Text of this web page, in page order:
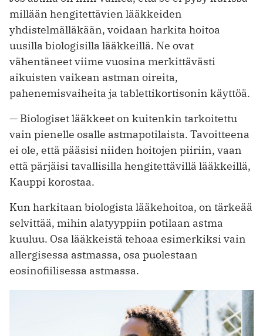
millään hengitettävien lääkkeiden
yhdistelmälläkään, voidaan harkita hoitoa
uusilla biologisilla lääkkeillä. Ne ovat
vähentäneet viime vuosina merkittävästi
aikuisten vaikean astman oireita,
pahenemisvaiheita ja tablettikortisonin käyttöä.
— Biologiset lääkkeet on kuitenkin tarkoitettu
vain pienelle osalle astmapotilaista. Tavoitteena
ei ole, että pääsisi niiden hoitojen piiriin, vaan
että pärjäisi tavallisilla hengitettävillä lääkkeillä,
Kauppi korostaa.
Kun harkitaan biologista lääkehoitoa, on tärkeää
selvittää, mihin alatyyppiin potilaan astma
kuuluu. Osa lääkkeistä tehoaa esimerkiksi vain
allergisessa astmassa, osa puolestaan
eosinofiilisessa astmassa.